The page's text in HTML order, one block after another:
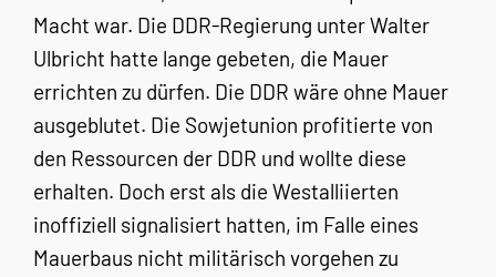
Macht war. Die DDR-Regierung unter Walter
Ulbricht hatte lange gebeten, die Mauer
errichten zu dürfen. Die DDR wäre ohne Mauer
ausgeblutet. Die Sowjetunion profitierte von
den Ressourcen der DDR und wollte diese
erhalten. Doch erst als die Westalliierten
inoffiziell signalisiert hatten, im Falle eines
Mauerbaus nicht militärisch vorgehen zu